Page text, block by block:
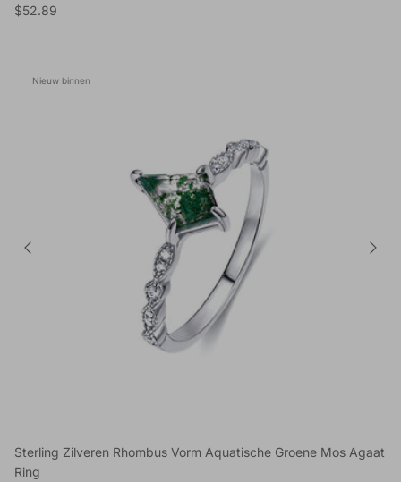
Reguliere prijs
$52.89
Nieuw binnen
Sterling Zilveren Rhombus Vorm Aquatische Groene Mos Agaat
Ring